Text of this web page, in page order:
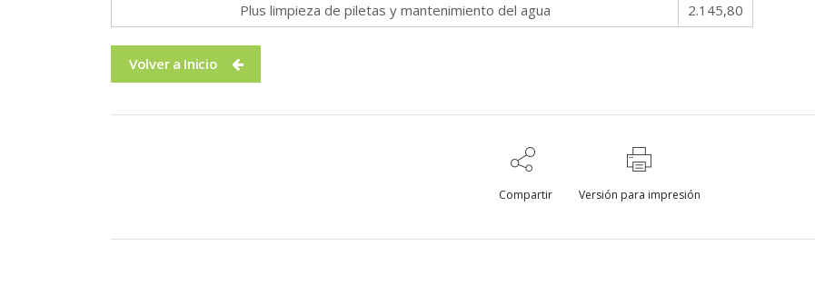
Plus limpieza de piletas y mantenimiento del agua
2.145,80
Volver a Inicio
Compartir Versión para impresión